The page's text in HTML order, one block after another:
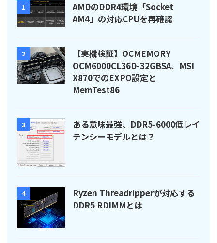
1
AMDのDDR4環境「Socket
AM4」の対応CPUを再確認
2
【実機検証】OCMEMORY
OCM6000CL36D-32GBSA、MSI
X870でのEXPO設定と
MemTest86
3
ある意味最強、DDR5-6000低レイ
テンシーモデルとは？
4
Ryzen Threadripperが対応する
DDR5 RDIMMとは